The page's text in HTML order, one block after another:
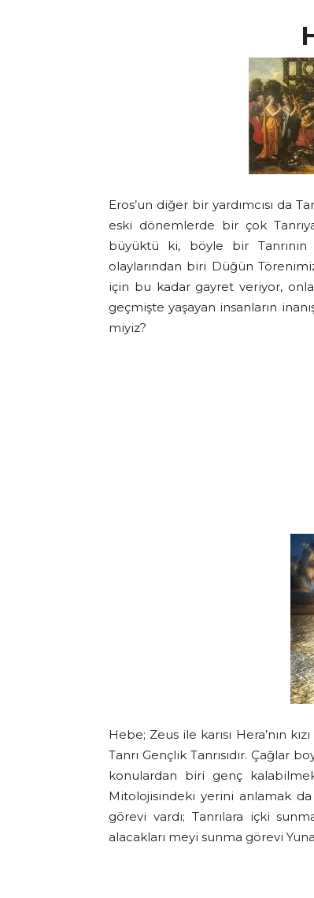
Eros’un diğer bir yardımcısı da
eski dönemlerde bir çok
büyüktü ki, böyle bir Tanrının
olaylarından biri Düğün
için bu kadar gayret veriyor,
geçmişte yaşayan insanların
miyiz?
Hebe; Zeus ile karısı Hera’nın
Tanrı Gençlik Tanrısıdır. Çağlar
konulardan biri genç
Mitolojisindeki yerini anlamak
görevi vardı; Tanrılara içki
alacakları meyi sunma görevi